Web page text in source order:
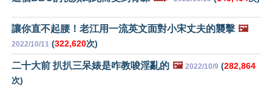
讓你直不起腰！老江用一流英文面對小宋丈夫的襲擊 🖼️
2022/10/11 (322,620次)
二十大前 扒扒三呆婊是咋教唆淫亂的 🖼️ 2022/10/9 (282,864
次)